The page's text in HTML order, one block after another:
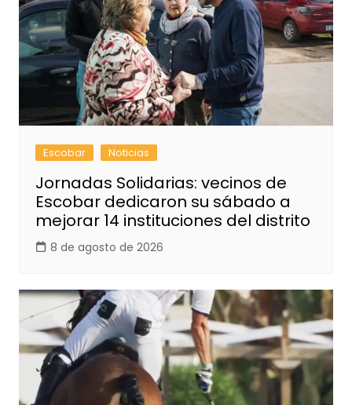
Escobar Noticias
Jornadas Solidarias: vecinos de
Escobar dedicaron su sábado a
mejorar 14 instituciones del distrito
8 de agosto de 2026